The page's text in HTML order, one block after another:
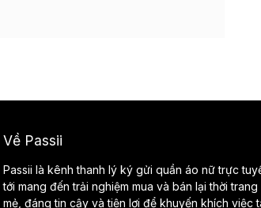
Về Passii
Passii là kênh thanh lý ký gửi quần áo nữ trực
tới mang đến trải nghiệm mua và bán lại thời
mẻ, đáng tin cậy và tiện lợi để khuyến khích việc